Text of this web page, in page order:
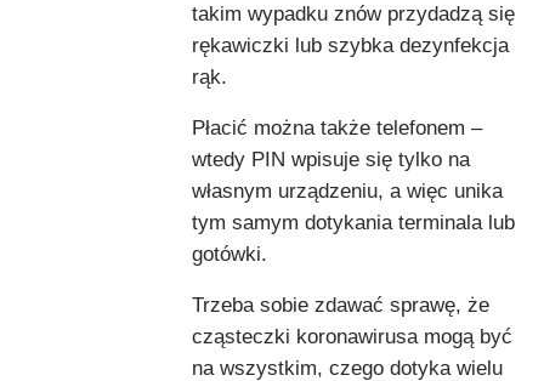
takim wypadku znów przydadzą się
rękawiczki lub szybka dezynfekcja
rąk.
Płacić można także telefonem –
wtedy PIN wpisuje się tylko na
własnym urządzeniu, a więc unika
tym samym dotykania terminala lub
gotówki.
Trzeba sobie zdawać sprawę, że
cząsteczki koronawirusa mogą być
na wszystkim, czego dotyka wielu